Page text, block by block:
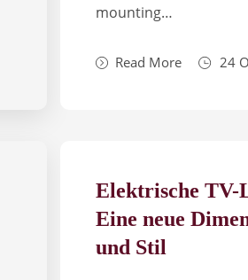
moun­ting…
Read More 24
Elektrische TV-
Eine neue
und Stil